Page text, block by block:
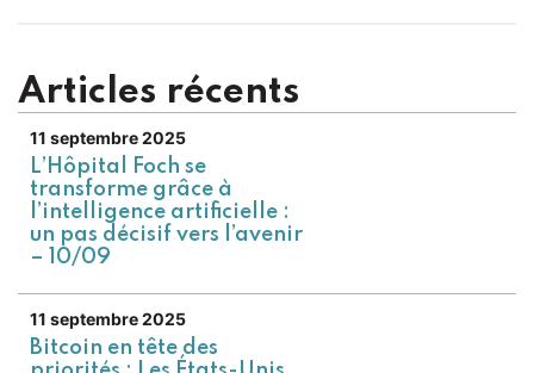
Articles récents
11 septembre 2025
L’Hôpital Foch se
transforme grâce à
l’intelligence artificielle :
un pas décisif vers l’avenir
– 10/09
11 septembre 2025
Bitcoin en tête des